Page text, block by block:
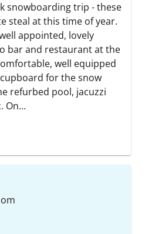
snowboarding trip - these
steal at this time of year.
appointed, lovely
bar and restaurant at the
well equipped
for the snow
refurbed pool, jacuzzi
On...